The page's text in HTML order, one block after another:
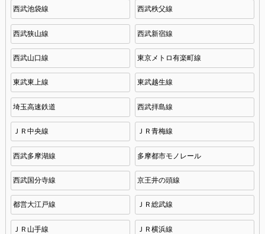
西武池袋線 西武秩父線
西武狭山線 西武新宿線
西武山口線 東京メトロ有楽町線
東武東上線 東武越生線
埼玉高速鉄道 西武拝島線
ＪＲ中央線 ＪＲ青梅線
西武多摩湖線 多摩都市モノレール
西武国分寺線 京王井の頭線
都営大江戸線 ＪＲ総武線
ＪＲ山手線 ＪＲ横浜線